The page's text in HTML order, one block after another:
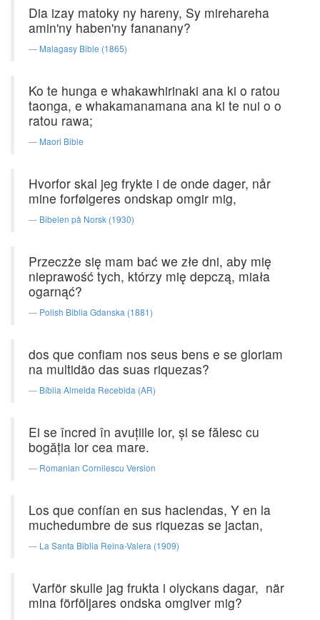
Dia izay matoky ny hareny, Sy mirehareha
amin'ny haben'ny fananany?
Malagasy Bible (1865)
Ko te hunga e whakawhirinaki ana ki o ratou
taonga, e whakamanamana ana ki te nui o o
ratou rawa;
Maori Bible
Hvorfor skal jeg frykte i de onde dager, når
mine forfølgeres ondskap omgir mig,
Bibelen på Norsk (1930)
Przeczże się mam bać we złe dni, aby mię
nieprawość tych, którzy mię depczą, miała
ogarnąć?
Polish Biblia Gdanska (1881)
dos que confiam nos seus bens e se gloriam
na multidão das suas riquezas?
Bíblia Almeida Recebida (AR)
Ei se încred în avuţiile lor, şi se fălesc cu
bogăţia lor cea mare.
Romanian Cornilescu Version
Los que confían en sus haciendas, Y en la
muchedumbre de sus riquezas se jactan,
La Santa Biblia Reina-Valera (1909)
Varför skulle jag frukta i olyckans dagar, när
mina förföljares ondska omgiver mig?